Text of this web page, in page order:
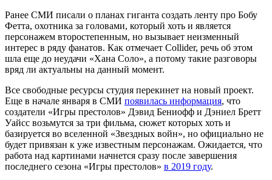
Ранее СМИ писали о планах гиганта создать ленту про Бобу
Фетта, охотника за головами, который хоть и является
персонажем второстепенным, но вызывает неизменный
интерес в ряду фанатов. Как отмечает Collider, речь об этом
шла еще до неудачи «Хана Соло», а потому такие разговоры
вряд ли актуальны на данный момент.
Все свободные ресурсы студия перекинет на новый проект.
Еще в начале января в СМИ появилась информация, что
создатели «Игры престолов» Дэвид Бениофф и Дэниел Бретт
Уайсс возьмутся за три фильма, сюжет которых хоть и
базируется во вселенной «Звездных войн», но официально не
будет привязан к уже известным персонажам. Ожидается, что
работа над картинами начнется сразу после завершения
последнего сезона «Игры престолов» в 2019 году.